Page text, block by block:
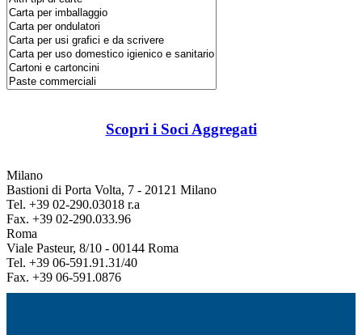
Scopri i Soci Aggregati
Milano
Bastioni di Porta Volta, 7 - 20121 Milano
Tel. +39 02-290.03018 r.a
Fax. +39 02-290.033.96
Roma
Viale Pasteur, 8/10 - 00144 Roma
Tel. +39 06-591.91.31/40
Fax. +39 06-591.0876